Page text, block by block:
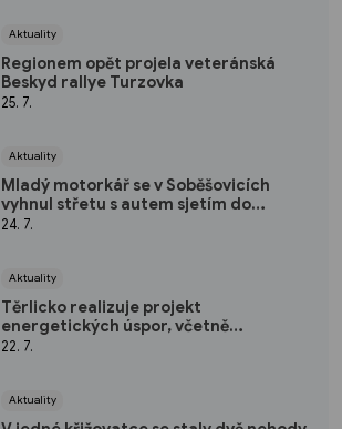
Aktuality
Regionem opět projela veteránská
Beskyd rallye Turzovka
25. 7.
Aktuality
Mladý motorkář se v Soběšovicích
vyhnul střetu s autem sjetím do
příkopu, spolujezdec se zranil
24. 7.
Aktuality
Těrlicko realizuje projekt
energetických úspor, včetně
modernizace zastaralých kotelen
22. 7.
Aktuality